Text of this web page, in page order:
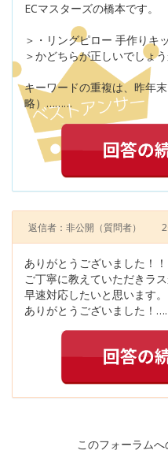
ECマスターズの橋本です。
＞・リングピロー 手作りキ
＞かどちらが正しいでしょう
キーワードの重複は、昨年
略）………
返信者：非公開 （質問者）
ありがとうございました！！
ご丁寧に教えていただきラス
早速対応したいと思います。
ありがとうございました
このフォーラム